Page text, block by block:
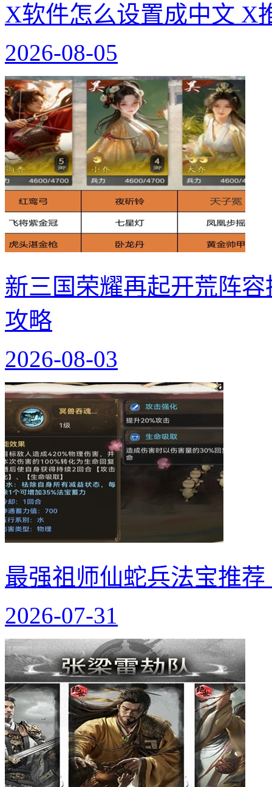
X软件怎么设置成中文 X
2026-08-05
新三国荣耀再起开荒阵
攻略
2026-08-03
最强祖师仙蛇兵法宝推
2026-07-31